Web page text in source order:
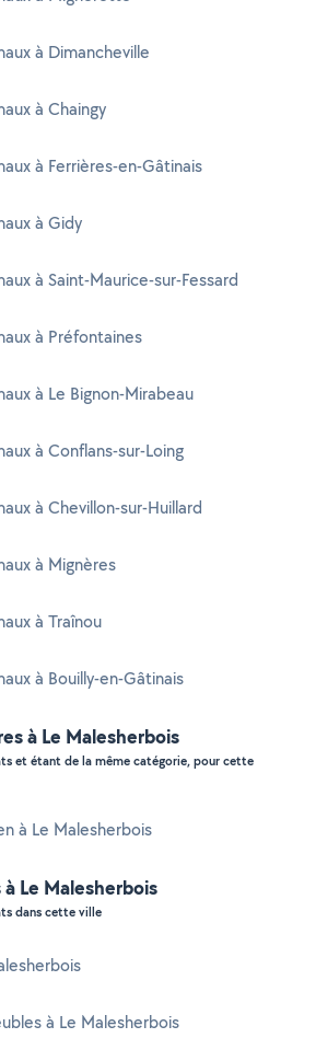
à Dimancheville
à Chaingy
à Ferrières-en-Gâtinais
à Gidy
à Saint-Maurice-sur-Fessard
à Préfontaines
à Le Bignon-Mirabeau
à Conflans-sur-Loing
à Chevillon-sur-Huillard
à Mignères
à Traînou
à Bouilly-en-Gâtinais
à Le Malesherbois
et étant de la même catégorie, pour cette
à Le Malesherbois
Le Malesherbois
dans cette ville
à Le Malesherbois